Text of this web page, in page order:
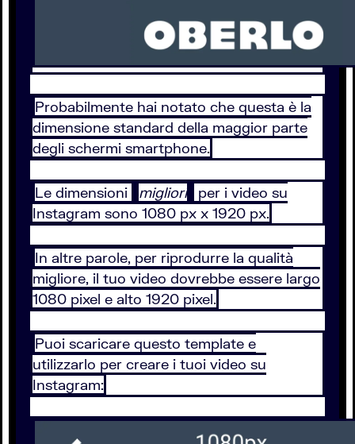
Probabilmente hai notato che questa è la
dimensione standard della maggior parte
degli schermi smartphone.
Le dimensioni migliori
per i video su
Instagram sono 1080 px x 1920 px.
In altre parole, per riprodurre la qualità
migliore, il tuo video dovrebbe essere largo
1080 pixel e alto 1920 pixel.
Puoi scaricare questo template e
utilizzarlo per creare i tuoi video su
Instagram: